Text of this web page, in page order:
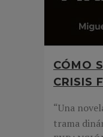
CÓMO
CRISIS
“Una
trama